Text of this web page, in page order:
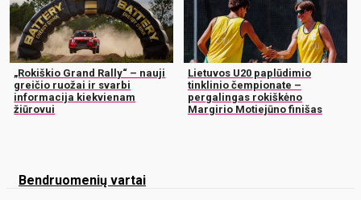
„Rokiškio Grand Rally“ – nauji
greičio ruožai ir svarbi
informacija kiekvienam
žiūrovui
Lietuvos U20 paplūdimio
tinklinio čempionate –
pergalingas rokiškėno
Margirio Motiejūno finišas
Bendruomenių vartai